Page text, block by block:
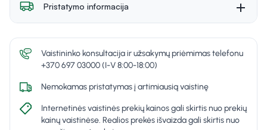
Pristatymo informacija
Vaistininko konsultacija ir užsakymų priėmimas telefonu
+370 697 03000 (I-V 8:00-18:00)
Nemokamas pristatymas į artimiausią vaistinę
Internetinės vaistinės prekių kainos gali skirtis nuo prekių
kainų vaistinėse. Realios prekės išvaizda gali skirtis nuo